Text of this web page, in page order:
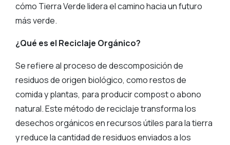
cómo Tierra Verde lidera el camino hacia un futuro
más verde.
¿Qué es el Reciclaje Orgánico?
Se refiere al proceso de descomposición de
residuos de origen biológico, como restos de
comida y plantas, para producir compost o abono
natural. Este método de reciclaje transforma los
desechos orgánicos en recursos útiles para la tierra
y reduce la cantidad de residuos enviados a los